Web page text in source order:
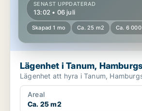
SENAST UPPDATERAD
13:02 • 06 juli
Skapad 1 mo Ca. 25 m2 Ca. 6 000
Lägenhet i Tanum,
Lägenhet att hyra i Tanum,
Areal
Ca. 25 m2